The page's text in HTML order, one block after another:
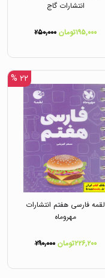
انتشارات گاج
۱۹۵,۰۰۰تومان ۲۵۰,۰۰۰
۲۲ %
لقمه فارسی هفتم انتشارات
مهروماه
۲۲۶,۲۰۰تومان ۲۹۰,۰۰۰